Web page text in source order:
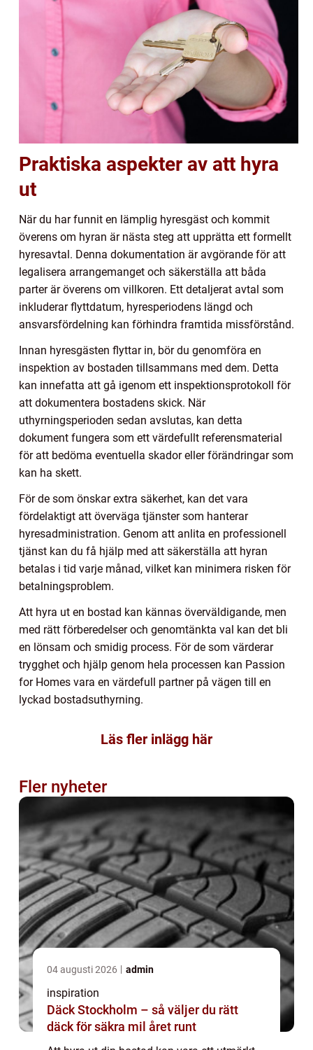
Praktiska aspekter av att hyra
ut
När du har funnit en lämplig hyresgäst och kommit
överens om hyran är nästa steg att upprätta ett formellt
hyresavtal. Denna dokumentation är avgörande för att
legalisera arrangemanget och säkerställa att båda
parter är överens om villkoren. Ett detaljerat avtal som
inkluderar flyttdatum, hyresperiodens längd och
ansvarsfördelning kan förhindra framtida missförstånd.
Innan hyresgästen flyttar in, bör du genomföra en
inspektion av bostaden tillsammans med dem. Detta
kan innefatta att gå igenom ett inspektionsprotokoll för
att dokumentera bostadens skick. När
uthyrningsperioden sedan avslutas, kan detta
dokument fungera som ett värdefullt referensmaterial
för att bedöma eventuella skador eller förändringar som
kan ha skett.
För de som önskar extra säkerhet, kan det vara
fördelaktigt att överväga tjänster som hanterar
hyresadministration. Genom att anlita en professionell
tjänst kan du få hjälp med att säkerställa att hyran
betalas i tid varje månad, vilket kan minimera risken för
betalningsproblem.
Att hyra ut en bostad kan kännas överväldigande, men
med rätt förberedelser och genomtänkta val kan det bli
en lönsam och smidig process. För de som värderar
trygghet och hjälp genom hela processen kan Passion
for Homes vara en värdefull partner på vägen till en
lyckad bostadsuthyrning.
Läs fler inlägg här
Fler nyheter
04 augusti 2026 admin
inspiration
Däck Stockholm – så väljer du rätt
däck för säkra mil året runt